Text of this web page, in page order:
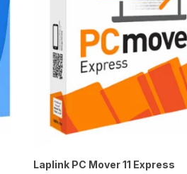
Laplink PC Mover 11 Express